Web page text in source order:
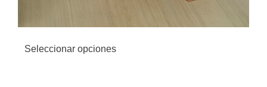
Seleccionar opciones